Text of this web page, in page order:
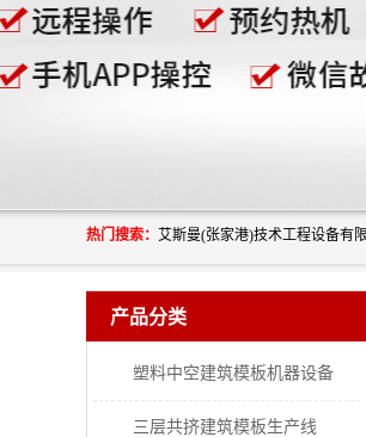
热门搜索：
产品分类
塑料中空建筑模板机器设备
三层共挤建筑模板生产线